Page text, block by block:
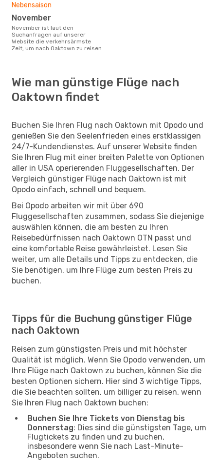
Nebensaison
November
November ist laut den
Suchanfragen auf unserer
Website die verkehrsärmste
Zeit, um nach Oaktown zu reisen.
Wie man günstige Flüge nach
Oaktown findet
Buchen Sie Ihren Flug nach Oaktown mit Opodo und
genießen Sie den Seelenfrieden eines erstklassigen
24/7-Kundendienstes. Auf unserer Website finden
Sie Ihren Flug mit einer breiten Palette von Optionen
aller in USA operierenden Fluggesellschaften. Der
Vergleich günstiger Flüge nach Oaktown ist mit
Opodo einfach, schnell und bequem.
Bei Opodo arbeiten wir mit über 690
Fluggesellschaften zusammen, sodass Sie diejenige
auswählen können, die am besten zu Ihren
Reisebedürfnissen nach Oaktown OTN passt und
eine komfortable Reise gewährleistet. Lesen Sie
weiter, um alle Details und Tipps zu entdecken, die
Sie benötigen, um Ihre Flüge zum besten Preis zu
buchen.
Tipps für die Buchung günstiger Flüge
nach Oaktown
Reisen zum günstigsten Preis und mit höchster
Qualität ist möglich. Wenn Sie Opodo verwenden, um
Ihre Flüge nach Oaktown zu buchen, können Sie die
besten Optionen sichern. Hier sind 3 wichtige Tipps,
die Sie beachten sollten, um billiger zu reisen, wenn
Sie Ihren Flug nach Oaktown buchen:
Buchen Sie Ihre Tickets von Dienstag bis
Donnerstag: Dies sind die günstigsten Tage, um
Flugtickets zu finden und zu buchen,
insbesondere wenn Sie nach Last-Minute-
Angeboten suchen.